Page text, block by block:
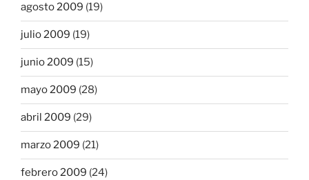
agosto 2009 (19)
julio 2009 (19)
junio 2009 (15)
mayo 2009 (28)
abril 2009 (29)
marzo 2009 (21)
febrero 2009 (24)